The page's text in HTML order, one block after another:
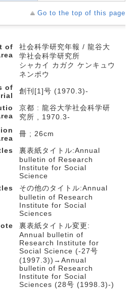
Go to the top of this page
of
社会科学研究年報 / 龍谷大
学社会科学研究所
シャカイ カガク ケンキュウ
ネンポウ
of
創刊[1]号 (1970.3)-
京都 : 龍谷大学社会科学研
究所 , 1970.3-
冊 ; 26cm
裏表紙タイトル:Annual
bulletin of Research
Institute for Social
Science
その他のタイトル:Annual
bulletin of Research
Institute for Social
Sciences
裏表紙タイトル変更:
Annual bulletin of
Research Institute for
Social Science (-27号
(1997.3))→Annual
bulletin of Research
Institute for Social
Sciences (28号 (1998.3)-)